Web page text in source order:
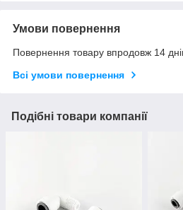
Умови повернення
Повернення товару впродовж 14
Всі умови повернення
Подібні товари компанії